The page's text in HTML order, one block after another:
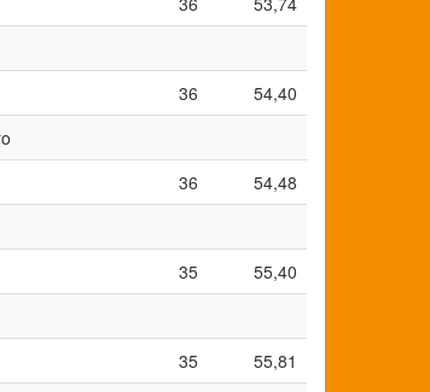
36
54,40
36
54,48
35
55,40
35
55,81